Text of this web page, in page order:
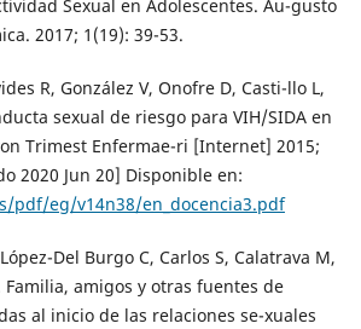
Sexual en Adolescentes. Au-gusto
2017; 1(19): 39-53.
R, González V, Onofre D, Casti-llo L,
sexual de riesgo para VIH/SIDA en
Trimest Enfermae-ri [Internet] 2015;
2020 Jun 20] Disponible en:
pdf/eg/v14n38/en_docencia3.pdf
Del Burgo C, Carlos S, Calatrava M,
Familia, amigos y otras fuentes de
al inicio de las relaciones se-xuales